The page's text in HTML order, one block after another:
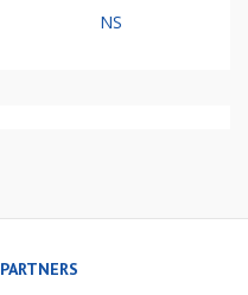
NS
PARTNERS